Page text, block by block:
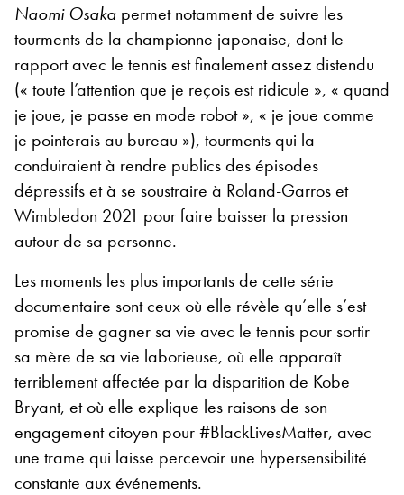
Naomi Osaka permet notamment de suivre les
tourments de la championne japonaise, dont le
rapport avec le tennis est finalement assez distendu
(« toute l’attention que je reçois est ridicule », « quand
je joue, je passe en mode robot », « je joue comme
je pointerais au bureau »), tourments qui la
conduiraient à rendre publics des épisodes
dépressifs et à se soustraire à Roland-Garros et
Wimbledon 2021 pour faire baisser la pression
autour de sa personne.
Les moments les plus importants de cette série
documentaire sont ceux où elle révèle qu’elle s’est
promise de gagner sa vie avec le tennis pour sortir
sa mère de sa vie laborieuse, où elle apparaît
terriblement affectée par la disparition de Kobe
Bryant, et où elle explique les raisons de son
engagement citoyen pour #BlackLivesMatter, avec
une trame qui laisse percevoir une hypersensibilité
constante aux événements.